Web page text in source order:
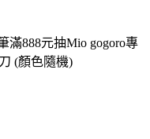
滿888元抽Mio gogoro專
(顏色隨機)